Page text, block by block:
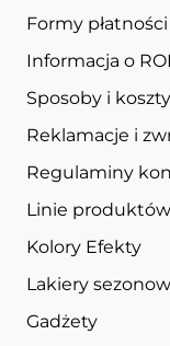
Formy płatności
Informacja o
Sposoby i
Reklamacje i
Regulaminy
Linie produktów
Kolory Efekty
Lakiery
Gadżety